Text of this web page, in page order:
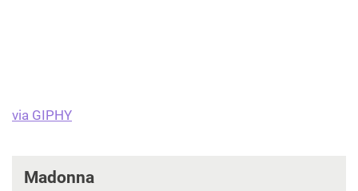
via GIPHY
Madonna